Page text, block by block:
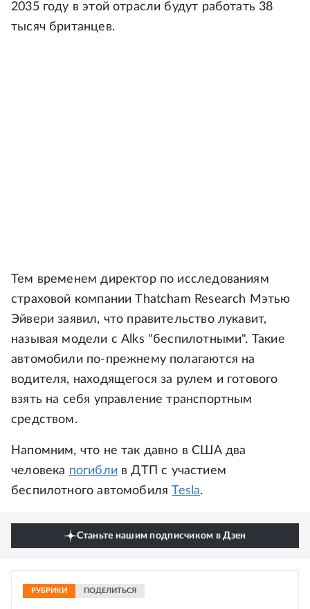
2035 году в этой отрасли будут работать 38
тысяч британцев.
Тем временем директор по исследованиям
страховой компании Thatcham Research Мэтью
Эйвери заявил, что правительство лукавит,
называя модели с Alks "беспилотными". Такие
автомобили по-прежнему полагаются на
водителя, находящегося за рулем и готового
взять на себя управление транспортным
средством.
Напомним, что не так давно в США два
человека погибли в ДТП с участием
беспилотного автомобиляTesla.
Станьте нашим подписчиком в Дзен
РУБРИКИ ПОДЕЛИТЬСЯ